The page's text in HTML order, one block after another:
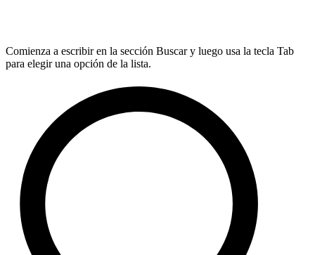
Comienza a escribir en la sección Buscar y luego usa la tecla Tab
para elegir una opción de la lista.